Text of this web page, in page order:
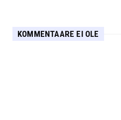
KOMMENTAARE EI OLE